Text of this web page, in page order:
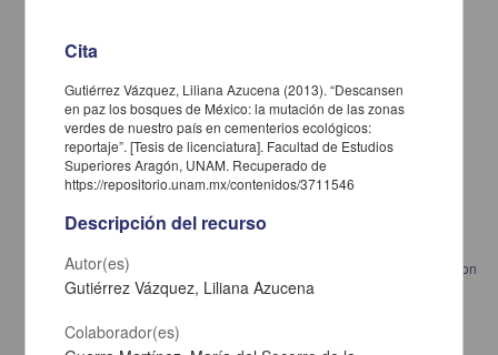
Funciones de confiabiilidad para diseño sísmico de edificios esbeltos con
sistemas estructurales duales
2013
Ingenierías
Cita
Gutiérrez Vázquez, Liliana Azucena (2013). “Descansen
en paz los bosques de México: la mutación de las zonas
verdes de nuestro país en cementerios ecológicos:
reportaje”. [Tesis de licenciatura]. Facultad de Estudios
Superiores Aragón, UNAM. Recuperado de
https://repositorio.unam.mx/contenidos/3711546
Descripción del recurso
Autor(es)
Gutiérrez Vázquez, Liliana Azucena
Colaborador(es)